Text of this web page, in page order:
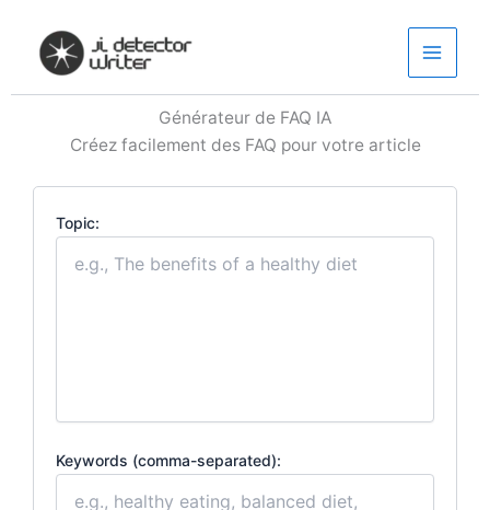
contenu
Générateur de FAQ IA
Créez facilement des FAQ pour votre article
Topic:
Keywords (comma-separated):